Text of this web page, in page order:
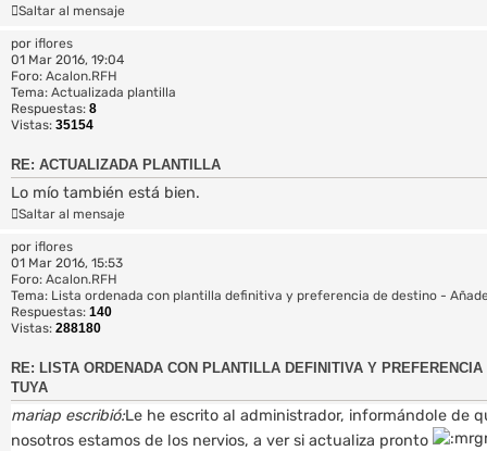
Saltar al mensaje
por iflores
01 Mar 2016, 19:04
Foro: Acalon.RFH
Tema: Actualizada plantilla
Respuestas: 8
Vistas: 35154
RE: ACTUALIZADA PLANTILLA
Lo mío también está bien.
Saltar al mensaje
por iflores
01 Mar 2016, 15:53
Foro: Acalon.RFH
Tema: Lista ordenada con plantilla definitiva y preferencia de destino -
Respuestas: 140
Vistas: 288180
RE: LISTA ORDENADA CON PLANTILLA DEFINITIVA Y
TUYA
mariap escribió:Le he escrito al administrador, informándole de
nosotros estamos de los nervios, a ver si actualiza pronto